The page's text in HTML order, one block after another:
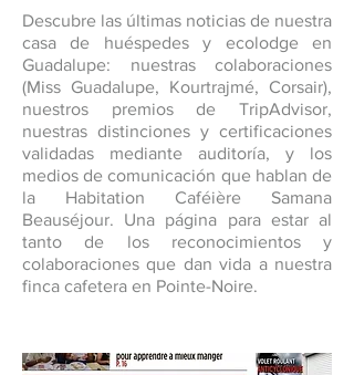
Descubre las últimas noticias de nuestra
casa de huéspedes y ecolodge en
Guadalupe: nuestras colaboraciones
(Miss Guadalupe, Kourtrajmé, Corsair),
nuestros premios de TripAdvisor,
nuestras distinciones y certificaciones
validadas mediante auditoría, y los
medios de comunicación que hablan de
la Habitation Caféière Samana
Beauséjour. Una página para estar al
tanto de los reconocimientos y
colaboraciones que dan vida a nuestra
finca cafetera en Pointe-Noire.